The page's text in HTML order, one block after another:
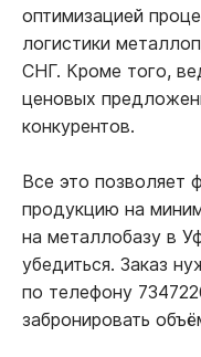
оптимизацией
логистики
СНГ. Кроме того,
ценовых
конкурентов.
Все это позволяет
продукцию на
на металлобазу в
убедиться. Заказ
по телефону
забронировать